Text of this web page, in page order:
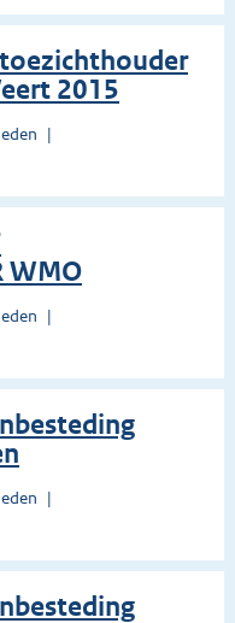
2015
WMO